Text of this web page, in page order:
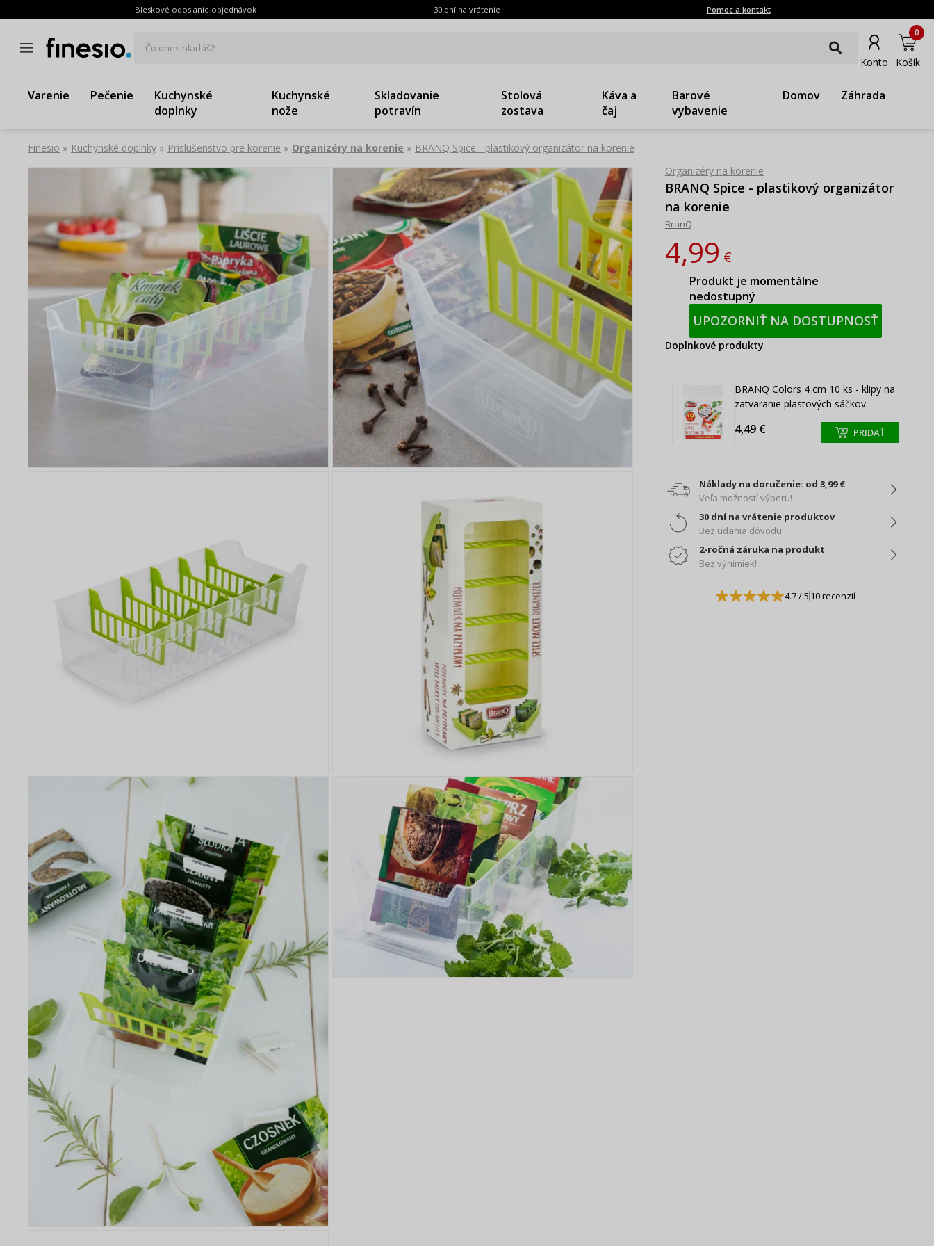
Bleskové odoslanie objednávok 30 dní na vrátenie Pomoc a kontakt
Čo dnes hľadáš?
Konto Košík
0
Varenie Pečenie
Kuchynské
doplnky
Kuchynské
nože
Skladovanie
potravín
Stolová
zostava
Káva a
čaj
Barové
vybavenie
Domov Záhrada
Finesio » Kuchynské doplnky » Príslušenstvo pre korenie » Organizéry na korenie » BRANQ Spice - plastikový organizátor na korenie
Organizéry na korenie
BRANQ Spice - plastikový organizátor
na korenie
BranQ
4,99€
Produkt je momentálne
nedostupný
UPOZORNIŤ NA DOSTUPNOSŤ
Doplnkové produkty
BRANQ Colors 4 cm 10 ks - klipy na
zatvaranie plastových sáčkov
4,49 € +
+ PRIDAŤ
Náklady na doručenie: od 3,99 €
Veľa možností výberu!
30 dní na vrátenie produktov
Bez udania dôvodu!
2-ročná záruka na produkt
Bez výnimiek!
4.7/ 5 10 recenzií